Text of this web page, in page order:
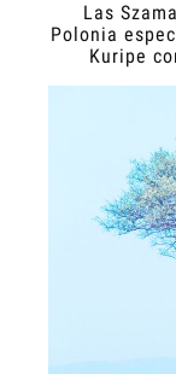
Las
Polonia
Kuripe